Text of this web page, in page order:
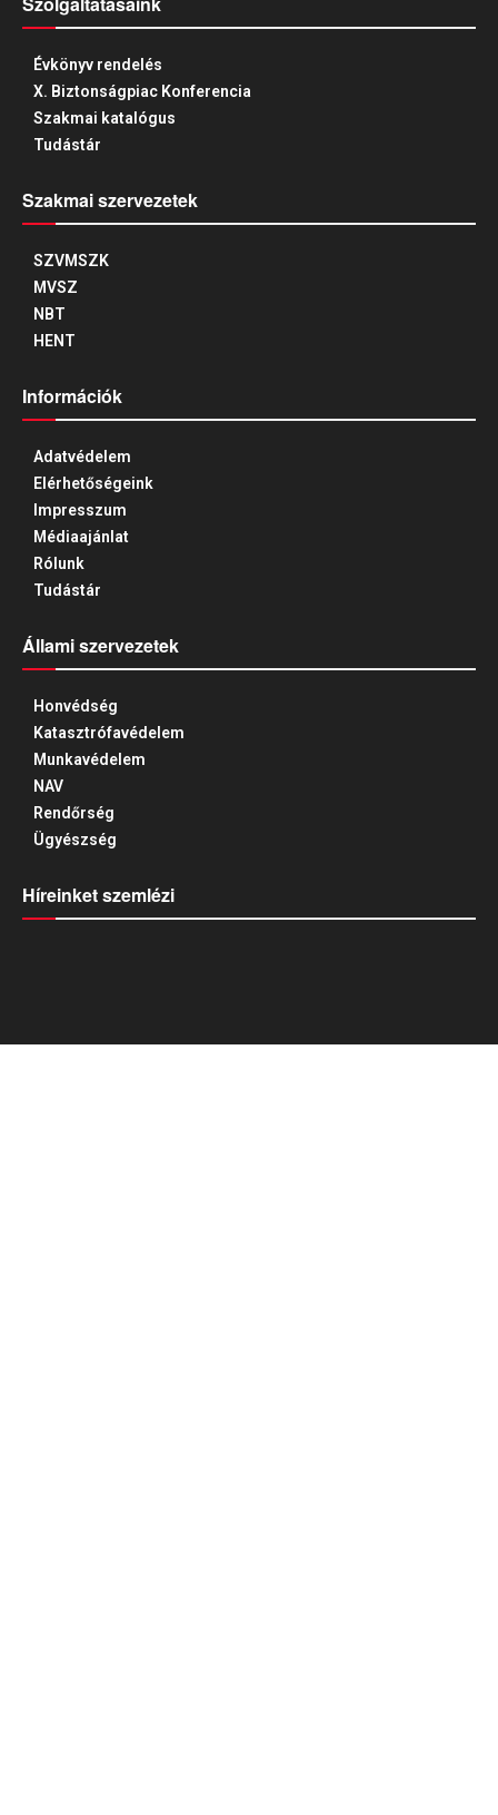
Évkönyv rendelés
X. Biztonságpiac Konferencia
Szakmai katalógus
Tudástár
Szakmai szervezetek
SZVMSZK
MVSZ
NBT
HENT
Információk
Adatvédelem
Elérhetőségeink
Impresszum
Médiaajánlat
Rólunk
Tudástár
Állami szervezetek
Honvédség
Katasztrófavédelem
Munkavédelem
NAV
Rendőrség
Ügyészség
Híreinket szemlézi